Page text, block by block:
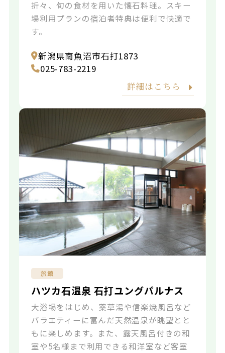
折々、旬の食材を用いた懐石料理。スキー
場利用プランの宿泊者特典は便利で快適で
す。
新潟県南魚沼市石打1873
025-783-2219
詳細はこちら
旅館
ハツカ石温泉 石打ユングパルナス
大浴場をはじめ、薬草湯や信楽焼風呂など
バラエティーに富んだ天然温泉が眺望とと
もに楽しめます。また、露天風呂付きの和
室や5名様まで利用できる和洋室など客室